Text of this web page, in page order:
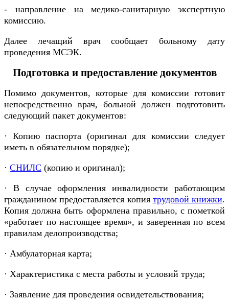
- направление на медико-санитарную экспертную
комиссию.
Далее лечащий врач сообщает больному дату
проведения МСЭК.
Подготовка и предоставление документов
Помимо документов, которые для комиссии готовит
непосредственно врач, больной должен подготовить
следующий пакет документов:
· Копию паспорта (оригинал для комиссии следует
иметь в обязательном порядке);
· СНИЛС (копию и оригинал);
· В случае оформления инвалидности работающим
гражданином предоставляется копия трудовой книжки.
Копия должна быть оформлена правильно, с пометкой
«работает по настоящее время», и заверенная по всем
правилам делопроизводства;
· Амбулаторная карта;
· Характеристика с места работы и условий труда;
· Заявление для проведения освидетельствования;